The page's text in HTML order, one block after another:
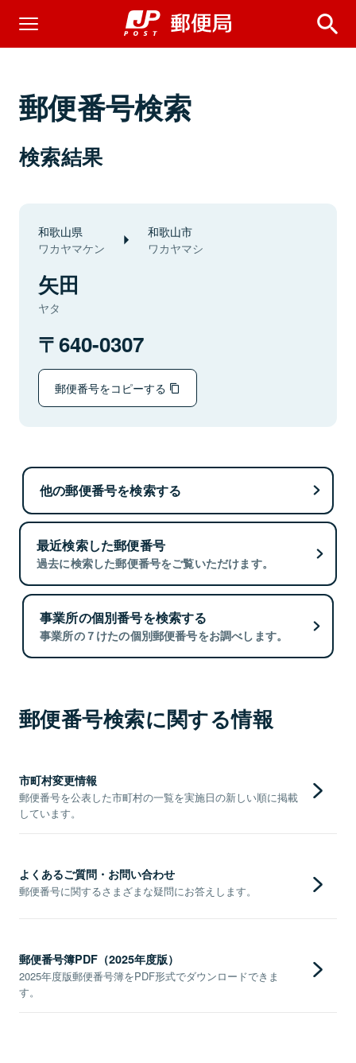
郵便番号検索
検索結果
和歌山県
ワカヤマケン
和歌山市
ワカヤマシ
矢田
ヤタ
640-0307
郵便番号をコピーする
他の郵便番号を検索する
最近検索した郵便番号
過去に検索した郵便番号をご覧いただけます。
事業所の個別番号を検索する
事業所の７けたの個別郵便番号をお調べします。
郵便番号検索に関する情報
市町村変更情報
郵便番号を公表した市町村の一覧を実施日の新しい順に掲載
しています。
よくあるご質問・お問い合わせ
郵便番号に関するさまざまな疑問にお答えします。
郵便番号簿PDF（2025年度版）
2025年度版郵便番号簿をPDF形式でダウンロードできま
す。